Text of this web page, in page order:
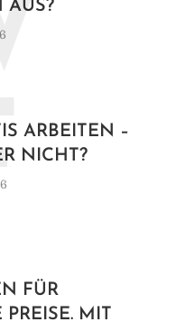
AUS?
ARBEITEN –
NICHT?
FÜR
MIT